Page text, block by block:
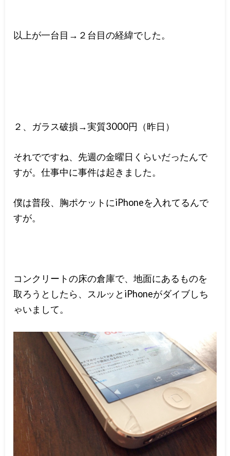
以上が一台目→２台目の経緯でした。
２、ガラス破損→実質3000円（昨日）
それでですね、先週の金曜日くらいだったんで
すが。仕事中に事件は起きました。
僕は普段、胸ポケットにiPhoneを入れてるんで
すが。
コンクリートの床の倉庫で、地面にあるものを
取ろうとしたら、スルッとiPhoneがダイブしち
ゃいまして。